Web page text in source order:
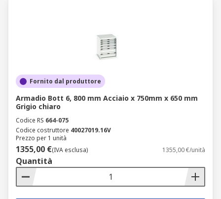
Fornito dal produttore
Armadio Bott 6, 800 mm Acciaio x 750mm x 650 mm
Grigio chiaro
Codice RS 664-075
Codice costruttore 40027019.16V
Prezzo per 1 unità
1355,00 €(IVA esclusa) 1355,00 €/unità
Quantità